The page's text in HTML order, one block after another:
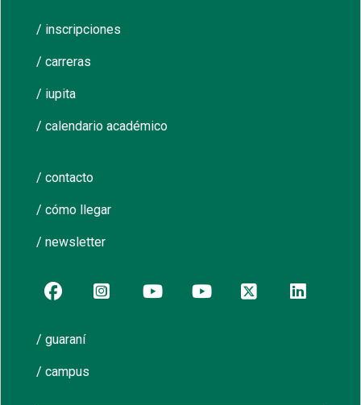
/ inscripciones
/ carreras
/ iupita
/ calendario académico
/ contacto
/ cómo llegar
/ newsletter
/ guaraní
/ campus